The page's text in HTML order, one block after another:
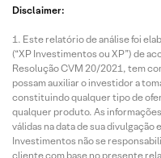
Disclaimer:
Este relatório de análise foi
(“XP Investimentos ou XP”) de
Resolução CVM 20/2021, tem
possam auxiliar o investidor a
constituindo qualquer tipo de
qualquer produto. As
válidas na data de sua
Investimentos não se
cliente com base no presente